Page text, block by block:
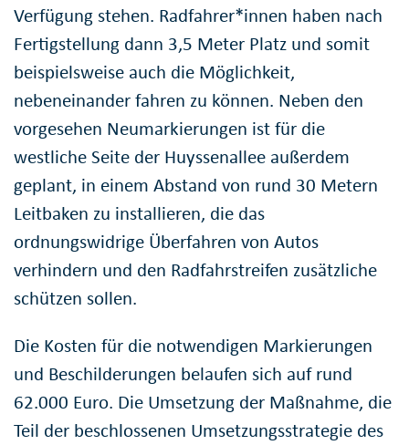
Verfügung stehen. Radfahrer*innen haben nach
Fertigstellung dann 3,5 Meter Platz und somit
beispielsweise auch die Möglichkeit,
nebeneinander fahren zu können. Neben den
vorgesehen Neumarkierungen ist für die
westliche Seite der Huyssenallee außerdem
geplant, in einem Abstand von rund 30 Metern
Leitbaken zu installieren, die das
ordnungswidrige Überfahren von Autos
verhindern und den Radfahrstreifen zusätzliche
schützen sollen.
Die Kosten für die notwendigen Markierungen
und Beschilderungen belaufen sich auf rund
62.000 Euro. Die Umsetzung der Maßnahme, die
Teil der beschlossenen Umsetzungsstrategie des